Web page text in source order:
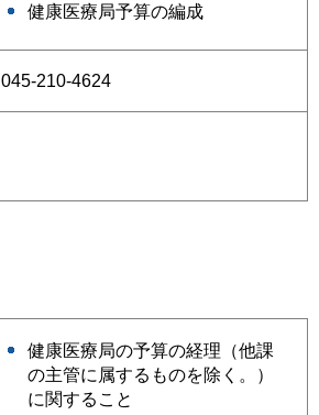
健康医療局予算の編成
045-210-4624
健康医療局の予算の経理（他課
の主管に属するものを除く。）
に関すること